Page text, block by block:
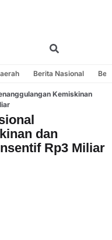
Berita Nasional
Kemiskinan
dan
Rp3 Miliar